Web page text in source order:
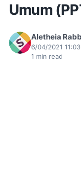
Umum
Aletheia
6/04/2021
1 min read